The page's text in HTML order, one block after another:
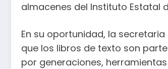
almacenes del Instituto Estatal
En su oportunidad, la
que los libros de texto son
por generaciones,